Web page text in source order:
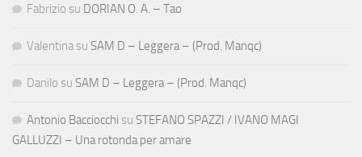
Fabrizio su DORIAN O. A. – Tao
Valentina su SAM D – Leggera – (Prod. Manqc)
Danilo su SAM D – Leggera – (Prod. Manqc)
Antonio Bacciocchi su STEFANO SPAZZI / IVANO MAGI
GALLUZZI – Una rotonda per amare